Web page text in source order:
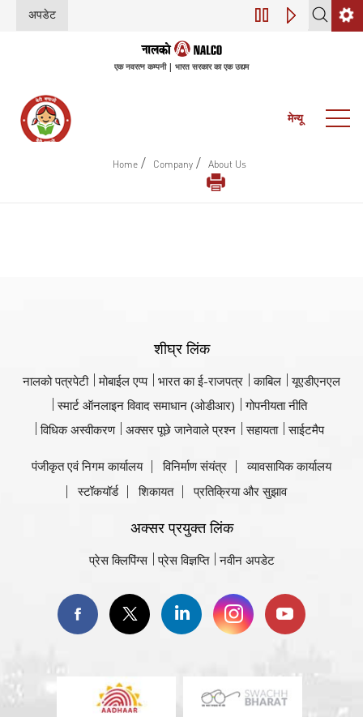
अपडेट 45वीं वार्षिक आम
एक नवरत्न कम्पनी | भारत सरकार का एक उद्यम
मेन्यू
Home / Company / About Us
शीघ्र लिंक
नालको पत्रपेटी मोबाईल एप्प भारत का ई-राजपत्र काबिल
यूएडीएनएल
स्मार्ट ऑनलाइन विवाद समाधान (ओडीआर)
गोपनीयता नीति
विधिक अस्वीकरण
अक्सर पूछे जानेवाले प्रश्न सहायता साईटमैप
पंजीकृत एवं निगम कार्यालय विनिर्माण संयंत्र
व्यावसायिक कार्यालय
स्टॉकयॉर्ड
शिकायत प्रतिक्रिया और सुझाव
अक्सर प्रयुक्त लिंक
प्रेस क्लिपिंग्स प्रेस विज्ञप्ति नवीन अपडेट